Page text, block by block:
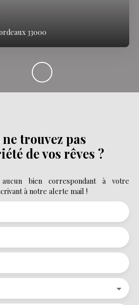
33000
ne trouvez pas
de vos rêves ?
bien correspondant à votre
à notre alerte mail !